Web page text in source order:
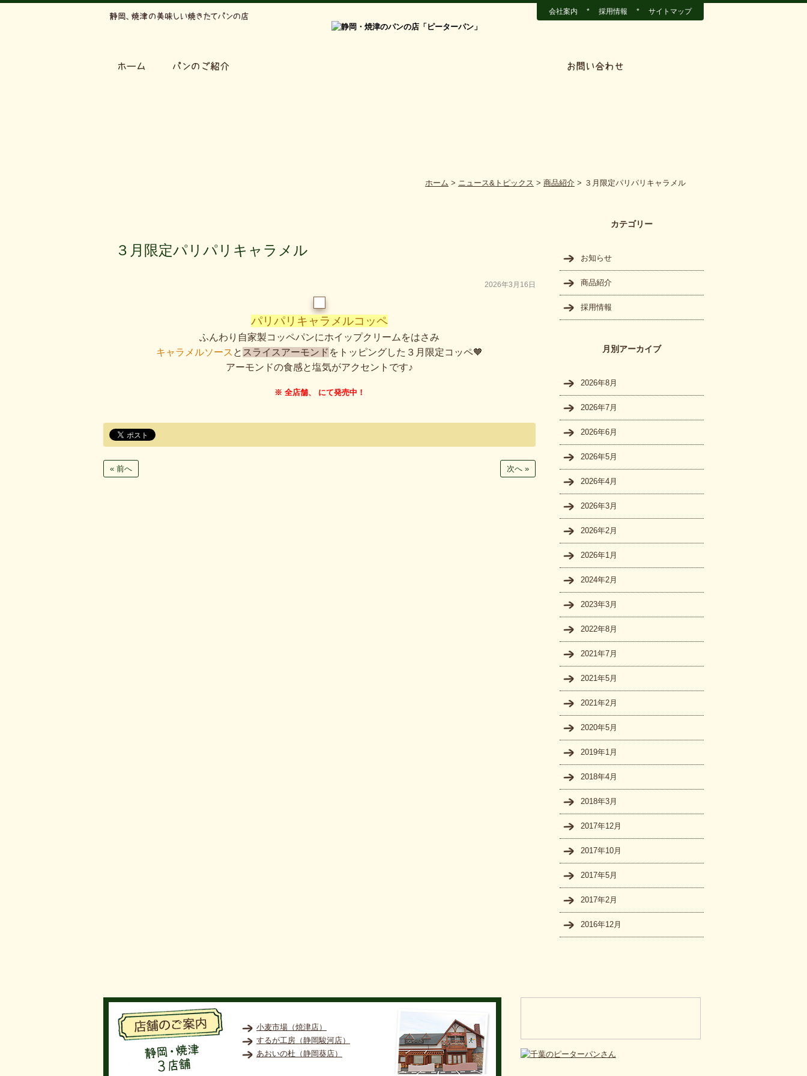
会社案内 * 採用情報 * サイトマップ
ホーム > ニュース&トピックス > 商品紹介 > ３月限定パリパリキャラメル
３月限定パリパリキャラメル
2026年3月16日
パリパリキャラメルコッペ
ふんわり自家製コッペパンにホイップクリームをはさみ
キャラメルソース と スライスアーモンド をトッピングした３月限定コッペ🧡
アーモンドの食感と塩気がアクセントです♪
※ 全店舗、 にて発売中！
« 前へ 次へ »
カテゴリー
お知らせ
商品紹介
採用情報
月別アーカイブ
2026年8月
2026年7月
2026年6月
2026年5月
2026年4月
2026年3月
2026年2月
2026年1月
2024年2月
2023年3月
2022年8月
2021年7月
2021年5月
2021年2月
2020年5月
2019年1月
2018年4月
2018年3月
2017年12月
2017年10月
2017年5月
2017年2月
2016年12月
小麦市場（焼津店）
するが工房（静岡駿河店）
あおいの杜（静岡葵店）